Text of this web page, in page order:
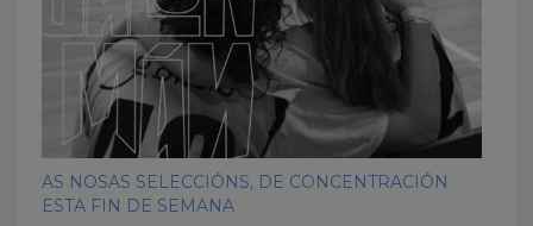
AS NOSAS SELECCIÓNS, DE CONCENTRACIÓN
ESTA FIN DE SEMANA